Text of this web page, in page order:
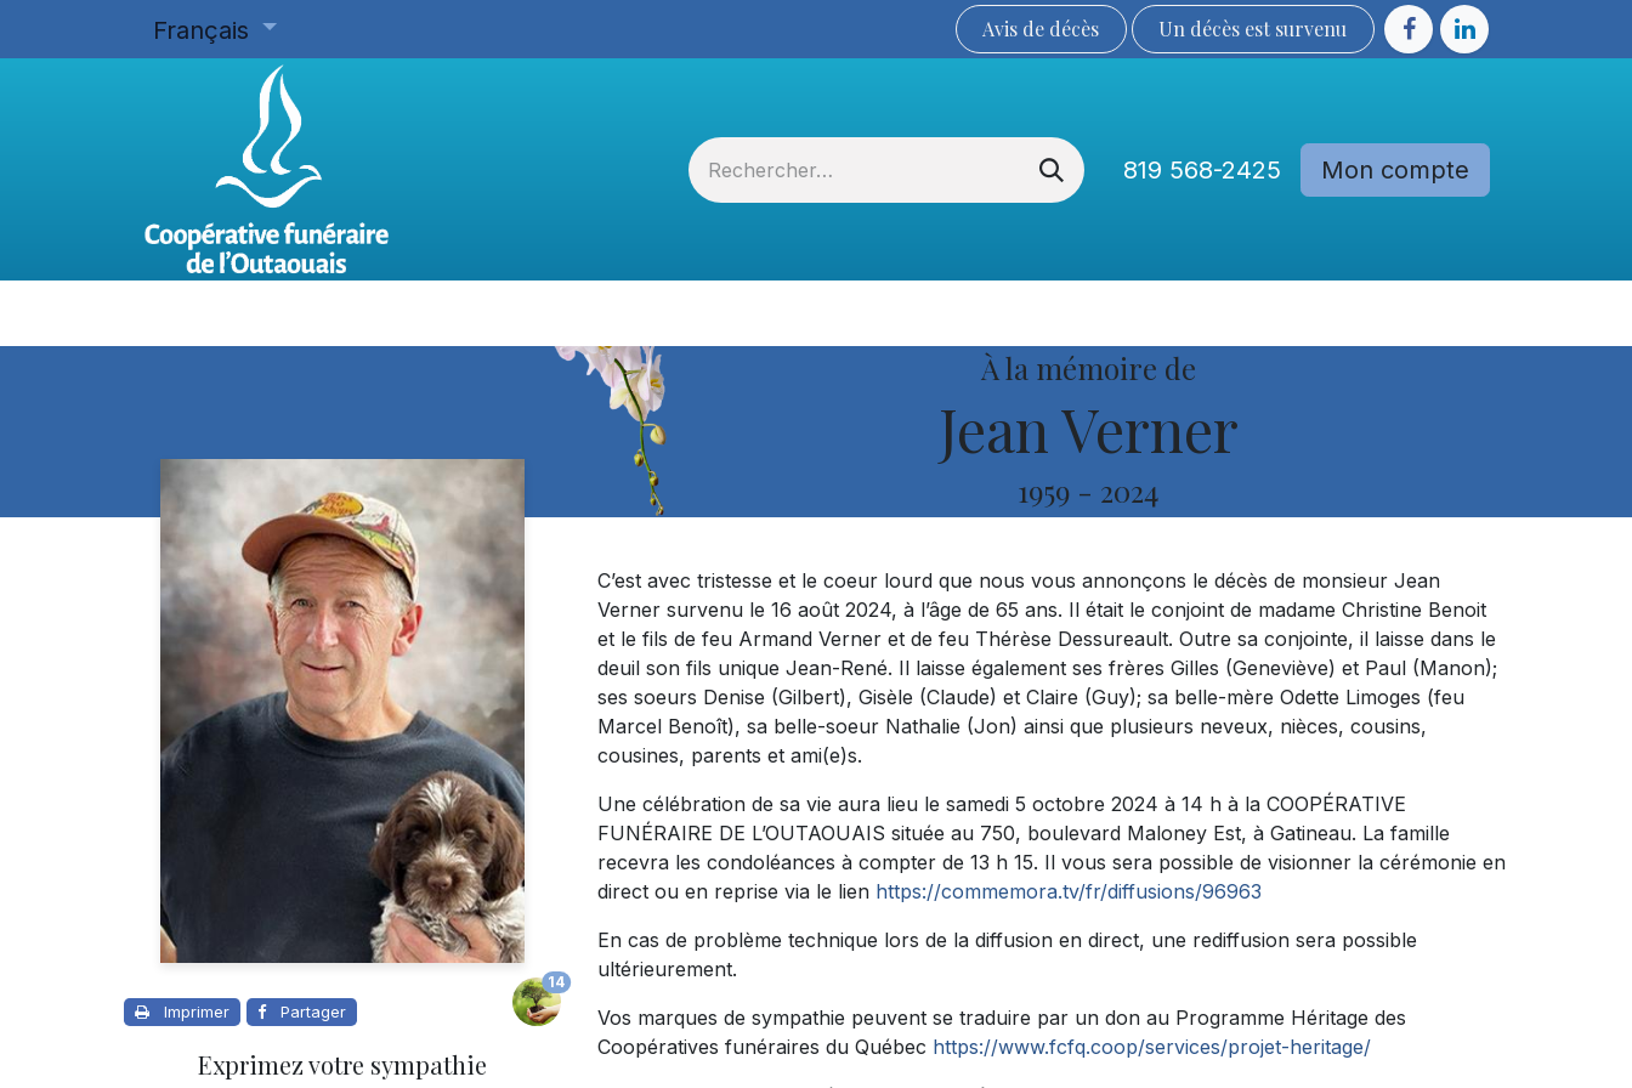
Français Avis de décès Un décès est sur​​​​​​​​ve​nu​​​​​​​​​​
819 568-2425 Mon compte
À la mémoire de
Jean Verner
1959 - 2024
Imprimer Partager
14
Exprimez votre sympathie
C’est avec tristesse et le coeur lourd que nous vous annonçons le décès de monsieur Jean
Verner survenu le 16 août 2024, à l’âge de 65 ans. Il était le conjoint de madame Christine Benoit
et le fils de feu Armand Verner et de feu Thérèse Dessureault. Outre sa conjointe, il laisse dans le
deuil son fils unique Jean-René. Il laisse également ses frères Gilles (Geneviève) et Paul (Manon);
ses soeurs Denise (Gilbert), Gisèle (Claude) et Claire (Guy); sa belle-mère Odette Limoges (feu
Marcel Benoît), sa belle-soeur Nathalie (Jon) ainsi que plusieurs neveux, nièces, cousins,
cousines, parents et ami(e)s.
Une célébration de sa vie aura lieu le samedi 5 octobre 2024 à 14 h à la COOPÉRATIVE
FUNÉRAIRE DE L’OUTAOUAIS située au 750, boulevard Maloney Est, à Gatineau. La famille
recevra les condoléances à compter de 13 h 15. Il vous sera possible de visionner la cérémonie en
direct ou en reprise via le lien https://commemora.tv/fr/diffusions/96963
En cas de problème technique lors de la diffusion en direct, une rediffusion sera possible
ultérieurement.
Vos marques de sympathie peuvent se traduire par un don au Programme Héritage des
Coopératives funéraires du Québec https://www.fcfq.coop/services/projet-heritage/